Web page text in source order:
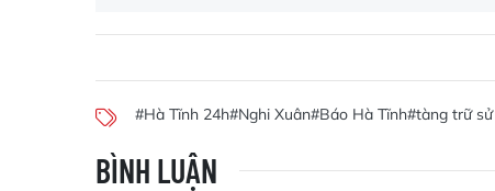
#Hà Tĩnh 24h#Nghi Xuân#Báo Hà Tĩnh#tàng trữ
BÌNH LUẬN